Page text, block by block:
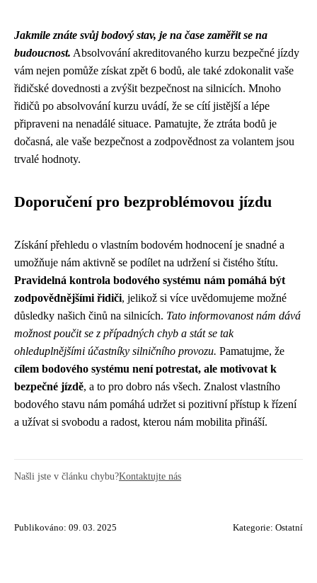
Jakmile znáte svůj bodový stav, je na čase zaměřit se na
budoucnost. Absolvování akreditovaného kurzu bezpečné jízdy
vám nejen pomůže získat zpět 6 bodů, ale také zdokonalit vaše
řidičské dovednosti a zvýšit bezpečnost na silnicích. Mnoho
řidičů po absolvování kurzu uvádí, že se cítí jistější a lépe
připraveni na nenadálé situace. Pamatujte, že ztráta bodů je
dočasná, ale vaše bezpečnost a zodpovědnost za volantem jsou
trvalé hodnoty.
Doporučení pro bezproblémovou jízdu
Získání přehledu o vlastním bodovém hodnocení je snadné a
umožňuje nám aktivně se podílet na udržení si čistého štítu.
Pravidelná kontrola bodového systému nám pomáhá být
zodpovědnějšími řidiči, jelikož si více uvědomujeme možné
důsledky našich činů na silnicích. Tato informovanost nám dává
možnost poučit se z případných chyb a stát se tak
ohleduplnějšími účastníky silničního provozu. Pamatujme, že
cílem bodového systému není potrestat, ale motivovat k
bezpečné jízdě, a to pro dobro nás všech. Znalost vlastního
bodového stavu nám pomáhá udržet si pozitivní přístup k řízení
a užívat si svobodu a radost, kterou nám mobilita přináší.
Našli jste v článku chybu?Kontaktujte nás
Publikováno: 09. 03. 2025 Kategorie: Ostatní